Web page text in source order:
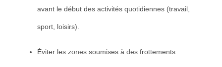
avant le début des activités quotidiennes (travail,
sport, loisirs).
Éviter les zones soumises à des frottements